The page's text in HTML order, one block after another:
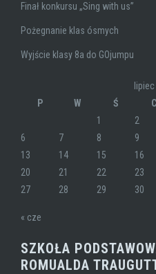
Finał konkursu „Sing with us”
Pożegnanie klas ósmych
Wyjście klasy 8a do GOjumpu
P
W Ś C
1
2
6
7 8 9
13
14 15 16
20
21 22 23
27
28 29 30
« cze
SZKOŁA
ROMUALDA